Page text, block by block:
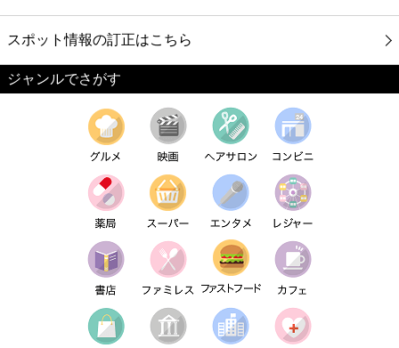
スポット情報の訂正はこちら
ジャンルでさがす